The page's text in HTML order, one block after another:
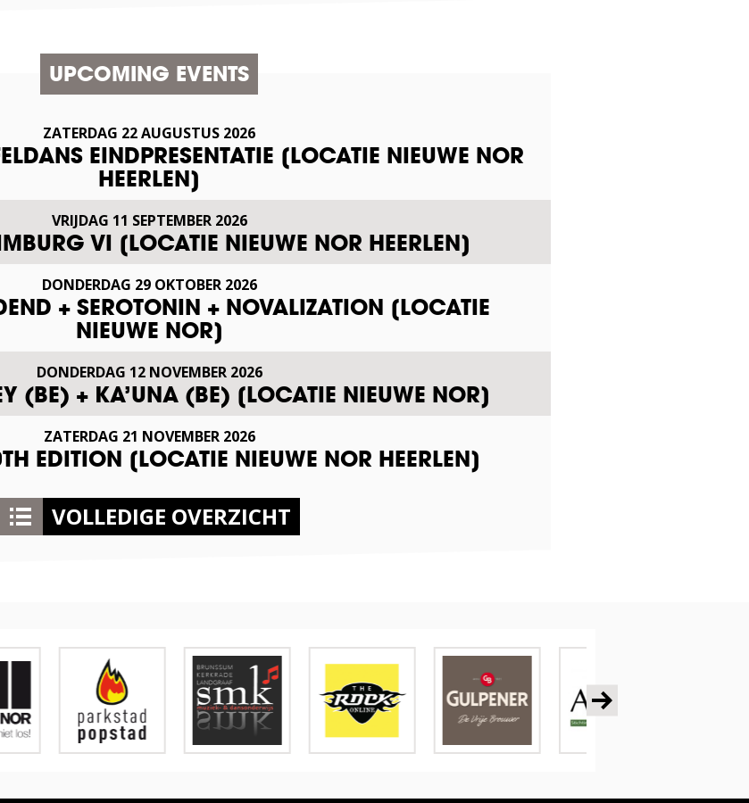
UPCOMING EVENTS
ZATERDAG 22AUGUSTUS 2026
EINDPRESENTATIE [LOCATIE NIEUWE NOR
HEERLEN]
VRIJDAG 11 SEPTEMBER 2026
VI [LOCATIE NIEUWE NOR HEERLEN]
DONDERDAG 29 OKTOBER 2026
+ SEROTONIN + NOVALIZATION [LOCATIE
NIEUWE NOR]
DONDERDAG 12 NOVEMBER 2026
(BE) + KA’UNA (BE) [LOCATIE NIEUWE NOR]
ZATERDAG 21 NOVEMBER 2026
EDITION [LOCATIE NIEUWE NOR HEERLEN]
VOLLEDIGE OVERZICHT